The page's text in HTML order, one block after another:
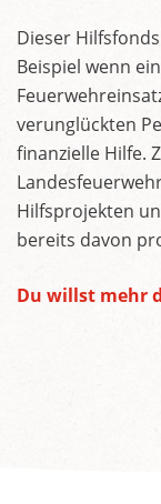
Dieser
Beispiel wenn
verunglückten
finanzielle Hilfe.
Hilfsprojekten
bereits davon
Du willst mehr